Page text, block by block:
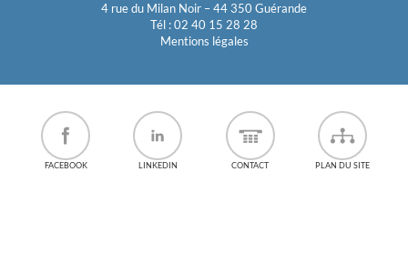
4 rue du Milan Noir – 44 350 Guérande
Tél : 02 40 15 28 28
Mentions légales
FACEBOOK LINKEDIN CONTACT PLAN DU SITE